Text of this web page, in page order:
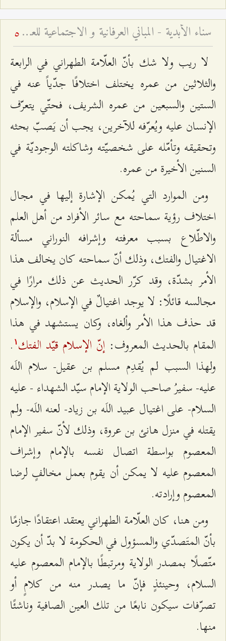
سناء الأبدية - المباني العرفانية و الاجتماعية للعلامة الطهراني 5
لا ريب ولا شك بأنّ العلّامة الطهراني في الرابعة
والثلاثين من عمره يختلف اختلافًا جدّياً عنه في
الستين والسبعين من عمره الشريف، فحتّي يتعرّف
الإنسان عليه ويُعرّفه للآخرين، يجب أن يَصبّ بحثه
وتحقيقه وتأمّله على شخصيّته وشاكلته الوجوديّة في
السنين الأخيرة من عمره.
ومن الموارد التي يُمكن الإشارة إليها في مجال
اختلاف رؤية سماحته مع سائر الأفراد من أهل العلم
والاطّلاع بسبب معرفته وإشرافه النوراني مسألة
الاغتيال والفتك، وذلك أنّ سماحته كان يخالف هذا
الأمر بشدّة، وقد كرّر الحديث عن ذلك مرارًا في
مجالسه قائلًا: لا يوجد اغتيالٌ في الإسلام، والإسلام
قد حذف هذا الأمر وألغاه، وكان يستشهد في هذا
المقام بالحديث المعروف: إنّ الإسلام قيّد الفتك ۱ .
ولهذا السبب لم يُقدِم مسلم بن عقيل- سلام اللَه
عليه- سفيرُ صاحب الولاية الإمام سيّد الشهداء - عليه
السلام- على اغتيال عبيد اللَه بن زياد- لعنه اللَه- ولم
يقتله في منزل هانئ بن عروة، وذلك لأنّ سفير الإمام
المعصوم بواسطة اتصال نفسه بالإمام وإشراف
المعصوم عليه لا يمكن أن يقوم بعمل مخالفٍ لرضا
المعصوم وإرادته.
ومن هنا، كان العلّامة الطهراني يعتقد اعتقادًا جازمًا
بأنّ المتَصدّي والمسؤول في الحكومة لا بدّ أن يكون
متّصلًا بمصدر الولاية ومرتبطًا بالإمام المعصوم عليه
السلام، وحينئذٍ فإنّ ما يصدر منه من كلامٍ أو
تصرّفات سيكون نابعًا من تلك العين الصافية وناشئًا
منها.